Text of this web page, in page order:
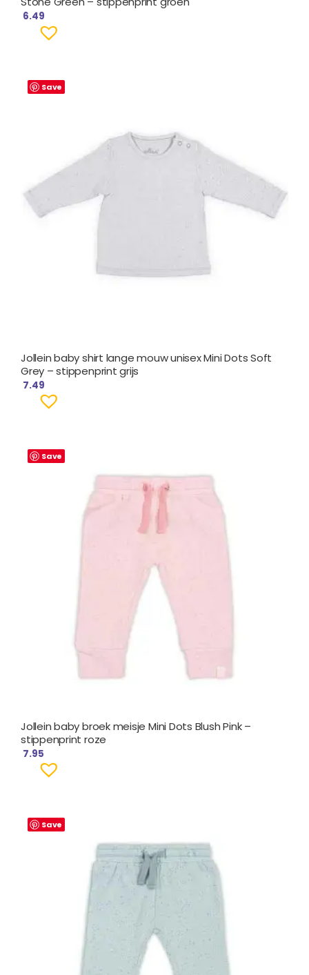
6.49
Save
Jollein baby shirt lange mouw unisex Mini Dots Soft
Grey – stippenprint grijs
7.49
Save
Jollein baby broek meisje Mini Dots Blush Pink –
stippenprint roze
7.95
Save